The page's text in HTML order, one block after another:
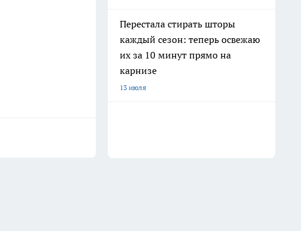
Перестала стирать шторы
каждый сезон: теперь освежаю
их за 10 минут прямо на
карнизе
13 июля